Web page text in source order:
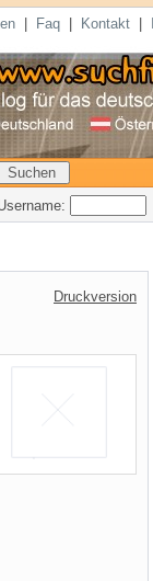
Faq Kontakt
Druckversion